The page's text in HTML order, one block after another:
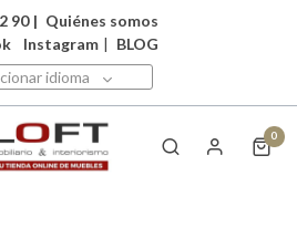
90 | Quiénes somos
Instagram | BLOG
idioma
0